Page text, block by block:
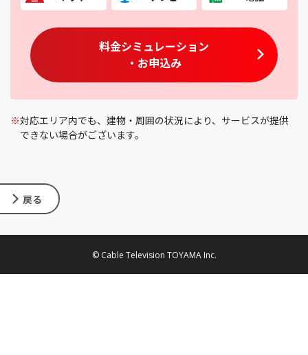
料金シミュレーション
・お申込み
※対応エリア内でも、建物・周囲の状況により、サービスが提供
できない場合がございます。
戻る
© Cable Television TOYAMA Inc.